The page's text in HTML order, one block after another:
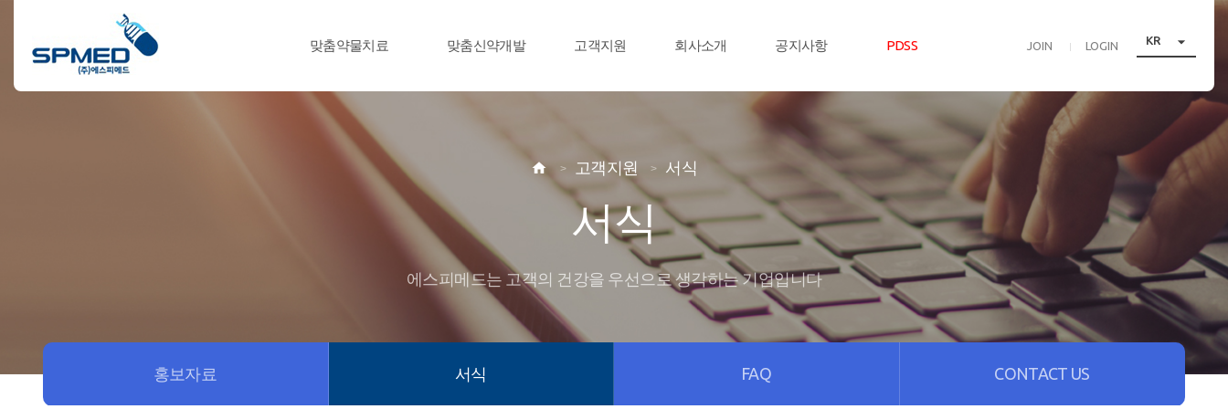
JOIN LOGIN KR 
맞춤약물치료 맞춤신약개발 고객지원 회사소개 공지사항 PDSS
 고객지원 서식
서식
에스피메드는 고객의 건강을 우선으로 생각하는 기업입니다
홍보자료 서식 FAQ CONTACT US